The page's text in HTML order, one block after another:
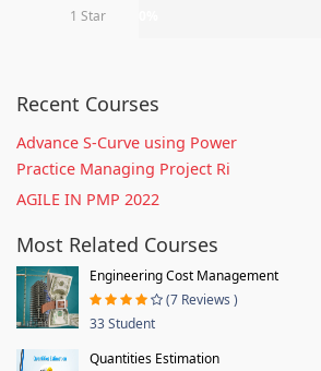
1 Star
Recent Courses
Advance S-Curve using Power
Practice Managing Project Ri
AGILE IN PMP 2022
Most Related Courses
Engineering Cost Management
(7 Reviews )
33 Student
Quantities Estimation